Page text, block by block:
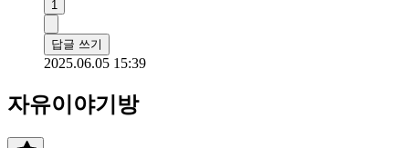
1
답글 쓰기
2025.06.05 15:39
자유이야기방